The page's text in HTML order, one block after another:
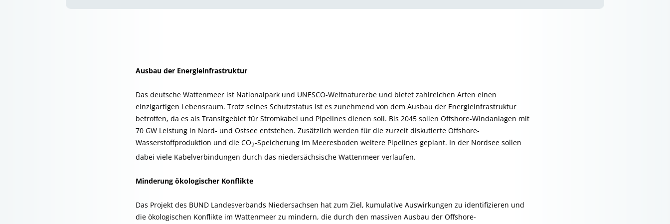
Ausbau der Energieinfrastruktur
Das deutsche Wattenmeer ist Nationalpark und UNESCO-Weltnaturerbe und bietet zahlreichen Arten einen
einzigartigen Lebensraum. Trotz seines Schutzstatus ist es zunehmend von dem Ausbau der Energieinfrastruktur
betroffen, da es als Transitgebiet für Stromkabel und Pipelines dienen soll. Bis 2045 sollen Offshore-Windanlagen mit
70 GW Leistung in Nord- und Ostsee entstehen. Zusätzlich werden für die zurzeit diskutierte Offshore-
Wasserstoffproduktion und die CO2-Speicherung im Meeresboden weitere Pipelines geplant. In der Nordsee sollen
dabei viele Kabelverbindungen durch das niedersächsische Wattenmeer verlaufen.
Minderung ökologischer Konflikte
Das Projekt des BUND Landesverbands Niedersachsen hat zum Ziel, kumulative Auswirkungen zu identifizieren und
die ökologischen Konflikte im Wattenmeer zu mindern, die durch den massiven Ausbau der Offshore-